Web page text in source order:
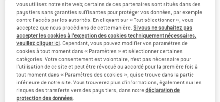
(0)
vous utilisez notre site web; certains de ces partenaires sont situés dans des
pays tiers sans garanties suffisantes pour protéger vos données, par exemple
contre l'accès par les autorités. En cliquant sur « Tout sélectionner », vous
acceptez que nous procédions de cette manière.Si vous ne souhaitez pas
accepter les cookies à l’exception des cookies techniquement nécessaires,
veuillez cliquer ici. Cependant, vous pouvez modifier vos paramètres de
cookies à tout moment dans « Paramètres » et sélectionner certaines
catégories. Votre consentement est volontaire, n’est pas nécessaire pour
l’utilisation de ce site et peut être révoqué ou accordé pour la première fois à
tout moment dans « Paramètres des cookies », qui se trouve dans la partie
inférieure de notre site. Vous trouverez plus d'informations, également sur les
risques des transferts vers des pays tiers, dans notredéclaration de
protection des données.